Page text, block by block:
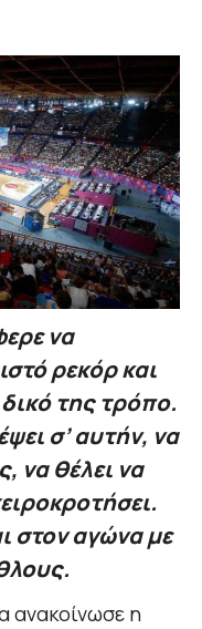
να
ρεκόρ και
δικό της τρόπο.
σ’ αυτήν, να
να θέλει να
στον αγώνα με
ανακοίνωσε η